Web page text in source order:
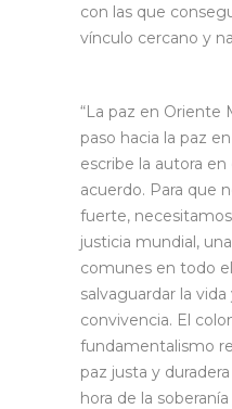
con las que
vínculo cercano y
“La paz en Oriente
paso hacia la paz
escribe la autora
acuerdo. Para que
fuerte,
justicia mundial,
comunes en todo
salvaguardar la
convivencia. El
fundamentalismo
paz justa y
hora de la